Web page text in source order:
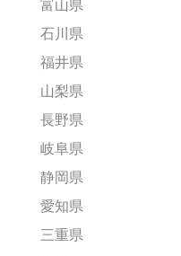
富山県
石川県
福井県
山梨県
長野県
岐阜県
静岡県
愛知県
三重県